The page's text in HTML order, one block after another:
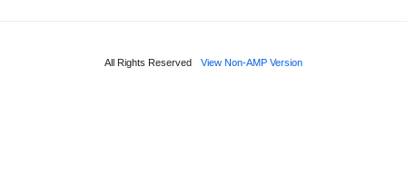
All Rights Reserved View Non-AMP Version